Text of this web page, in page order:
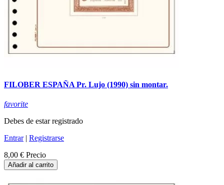
FILOBER ESPAÑA Pr. Lujo (1990) sin montar.
favorite
Debes de estar registrado
Entrar| Registrarse
8,00 € Precio
Añadir al carrito